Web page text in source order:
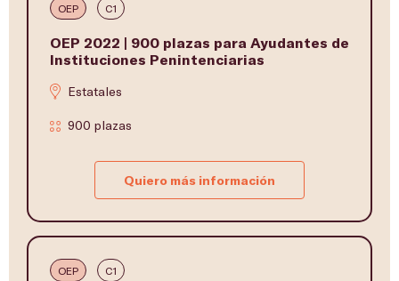
OEP C1
OEP 2022 | 900 plazas para Ayudantes de
Instituciones Penintenciarias
Estatales
900 plazas
Quiero más información
OEP C1